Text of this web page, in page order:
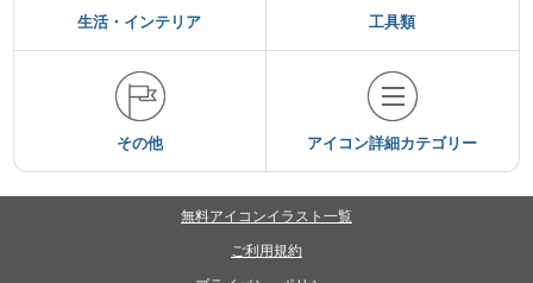
生活・インテリア 工具類
その他 アイコン詳細カテゴリー
無料アイコンイラスト一覧
ご利用規約